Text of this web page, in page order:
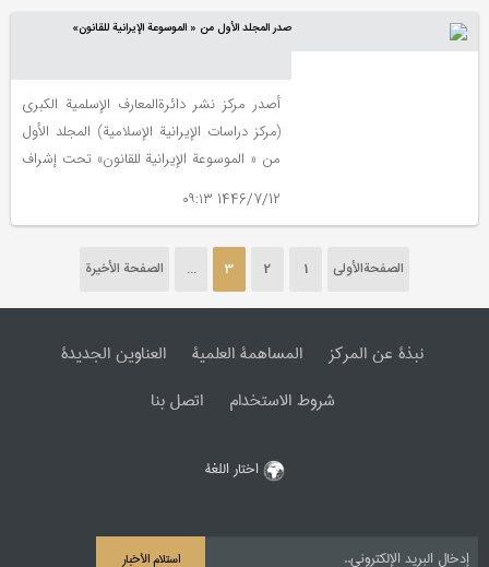
الذین عاشوا في هذا النطاق الجغرافي.
صدر المجلد الأول من « الموسوعة الإیرانیة للقانون»
أصدر مرکز نشر دائرةالمعارف الإسلمیة الکبری
(مرکز دراسات الإیرانیة الإسلامیة) المجلد الأول
من « الموسوعة الإیرانیة للقانون» تحت إشراف
1446/7/12 ۰۹:۱۳
الصفحةالأولی 1
2
3
... الصفحة الأخیرة
نبذة عن المرکز المساهمة العلمیة
العناوین الجدیدة
شروط الاستخدام
اتصل بنا
اختار اللغة
استلام الأخبار